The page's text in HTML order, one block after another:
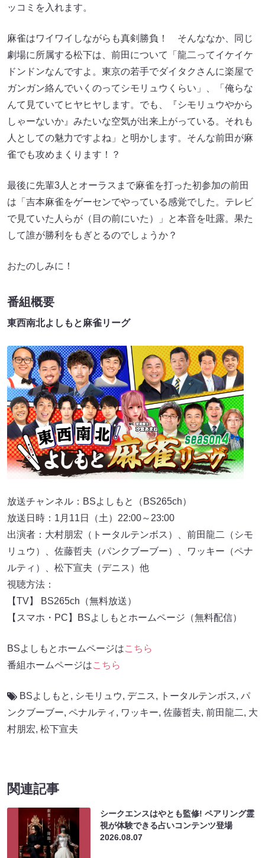
ッコミを入れます。
麻雀はワイワイしながらも真剣勝負！ そんななか、同じ
劇場に所属する松下は、前田について「龍二ってイケイケ
ドンドンなんですよ。東京の若手でダイタクさんに楽屋で
ガンガン絡んでいくのってシモリュウくらい」、「俺らな
んて見ていてヒヤヒヤします。でも、『シモリュウやから
しゃーないか』みたいな空気が出来上がっている。それも
人としての魅力ですよね」と明かします。そんな前田が麻
雀でも攻めまくります！？
最後に先輩3人とオーラスまで麻雀を打った初参加の前田
は「吉本麻雀をゲーセンでやっている感覚でした。テレビ
で見ていた人らが（目の前にいた）」と本音を吐露。果た
して誰が勝利をもぎとるのでしょうか？
おたのしみに！
番組概要
東西南北よしもと麻雀リーグ
放送チャンネル：BSよしもと（BS265ch）
放送日時：1月11日（土）22:00～23:00
出演者：大村朋宏（トータルテンボス）、前田龍二（シモ
リュウ）、佐藤哲夫（パンクブーブー）、ワッキー（ペナ
ルティ）、松下宣夫（デニス）他
視聴方法：
【TV】 BS265ch（無料放送）
【スマホ・PC】BSよしもとホームページ（無料配信）
BSよしもとホームページはこちら
番組ホームページはこちら
BSよしもと , シモリュウ, デニス, トータルテンボス, パ
ンクブーブー, ペナルティ , ワッキー, 佐藤哲夫, 前田龍二, 大
村朋宏, 松下宣夫
関連記事
シークエンスはやとも監修! ペアリング霊
視が体験できる占いコンテンツ登場
2026.08.07